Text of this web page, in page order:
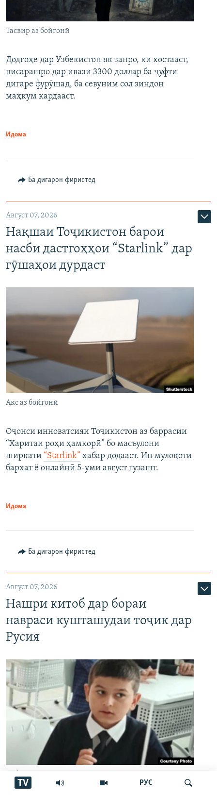
РУС
TV
Тасвир аз бойгонӣ
Додгоҳе дар Узбекистон як занро, ки хостааст,
писарашро дар ивази 3300 доллар ба ҷуфти
дигаре фурӯшад, ба севуним сол зиндон
маҳкум кардааст.
Идома
Ба дигарон фиристед
Август 07, 2026
Нақшаи Тоҷикистон барои
насби дастгоҳҳои “Starlink” дар
гӯшаҳои дурдаст
Акс аз бойгонӣ
Оҷонси инноватсияи Тоҷикистон аз баррасии
“Харитаи роҳи ҳамкорӣ” бо масъулони
ширкати “Starlink” хабар додааст. Ин мулоқоти
бархат ё онлайнӣ 5-уми август гузашт.
Идома
Ба дигарон фиристед
Август 07, 2026
Нашри китоб дар бораи
навраси кушташудаи тоҷик дар
Русия